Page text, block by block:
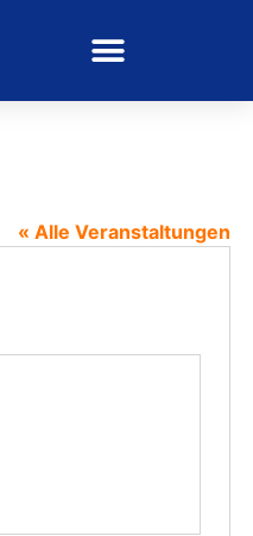
« Alle Veranstaltungen